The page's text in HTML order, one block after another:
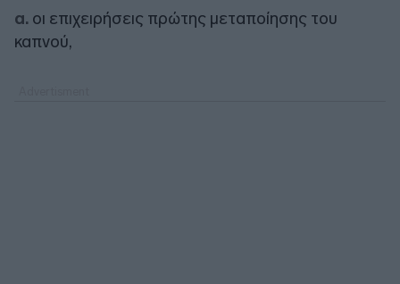
α. οι επιχειρήσεις πρώτης μεταποίησης του
καπνού,